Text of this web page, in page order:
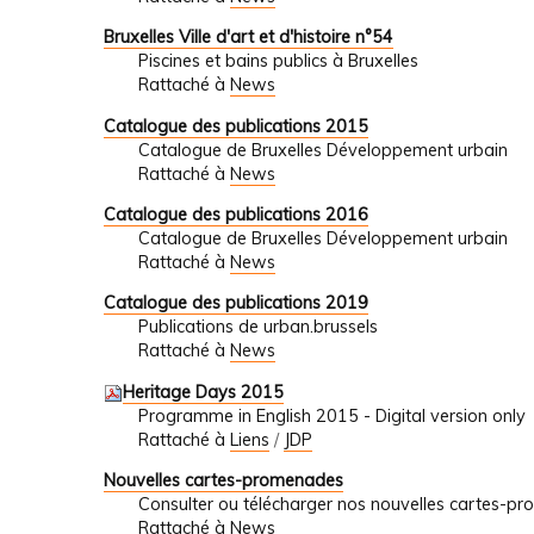
Bruxelles Ville d'art et d'histoire n°54
Piscines et bains publics à Bruxelles
Rattaché à News
Catalogue des publications 2015
Catalogue de Bruxelles Développement urbain
Rattaché à News
Catalogue des publications 2016
Catalogue de Bruxelles Développement urbain
Rattaché à News
Catalogue des publications 2019
Publications de urban.brussels
Rattaché à News
Heritage Days 2015
Programme in English 2015 - Digital version only
Rattaché à Liens / JDP
Nouvelles cartes-promenades
Consulter ou télécharger nos nouvelles cartes-
Rattaché à News